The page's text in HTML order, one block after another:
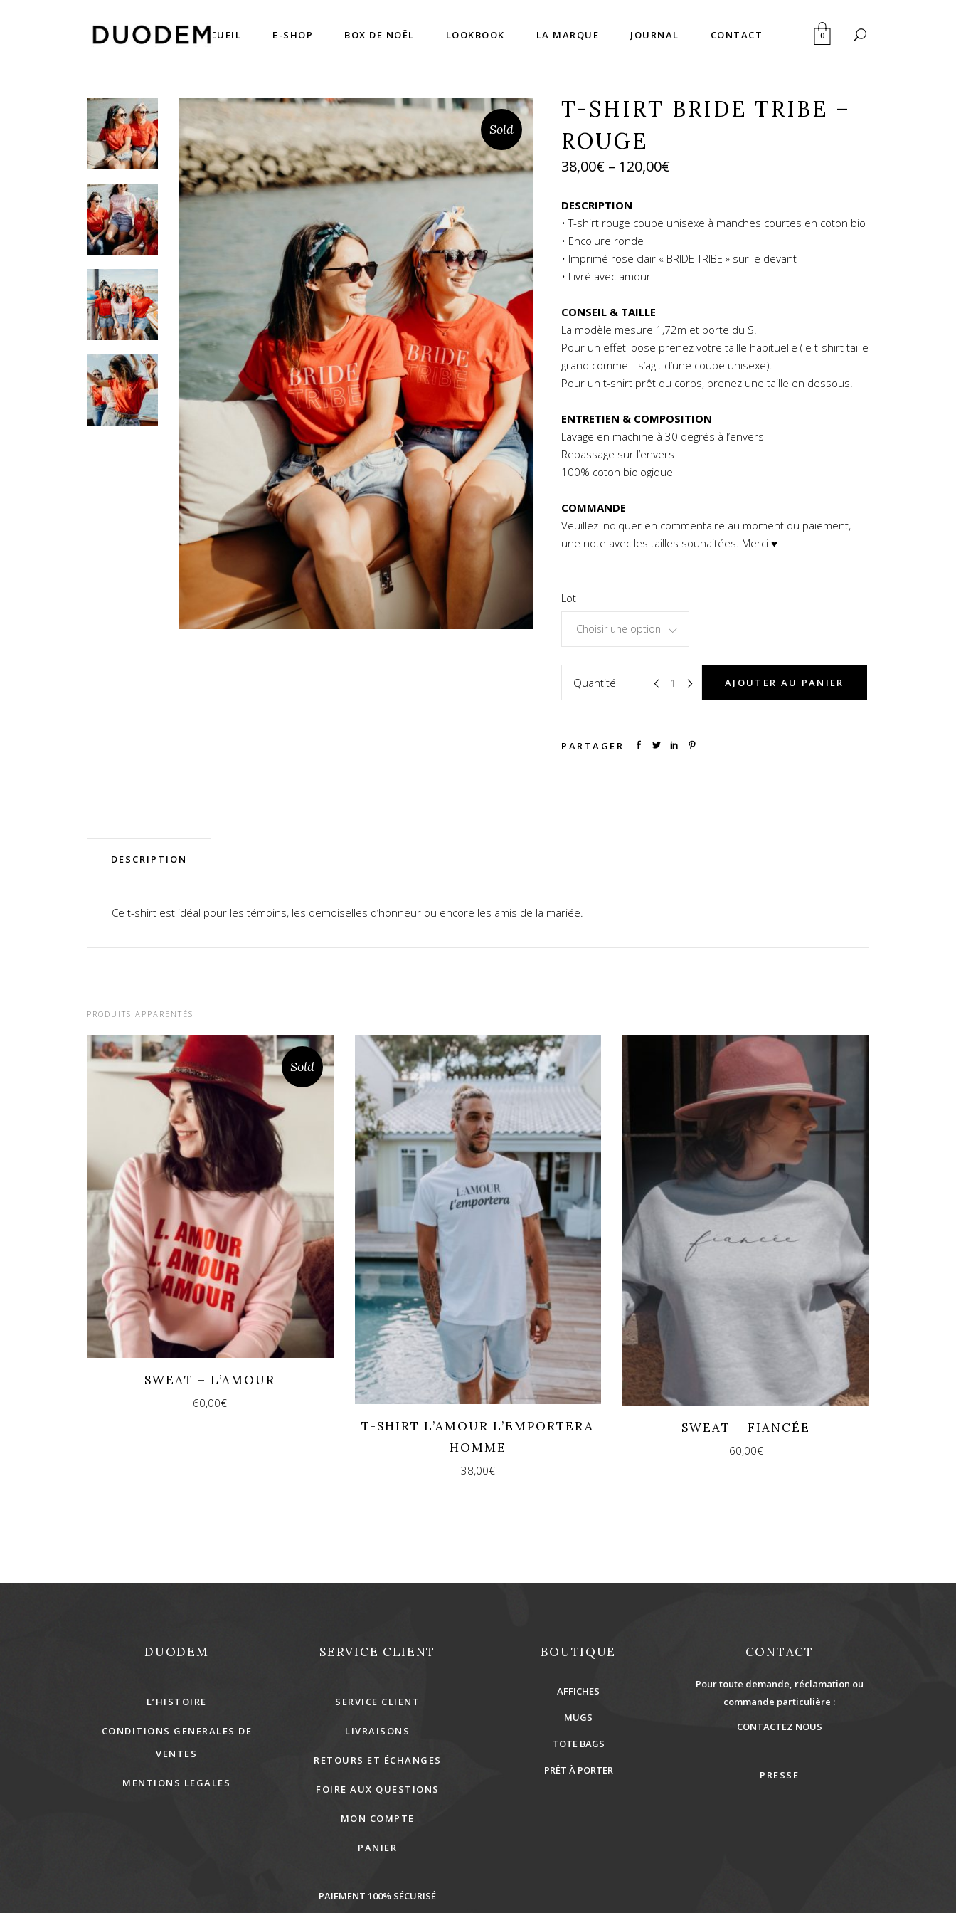
ACCUEIL E-SHOP BOX DE NOËL LOOKBOOK LA MARQUE JOURNAL CONTACT 0
Sold
T-SHIRT BRIDE TRIBE –
ROUGE
38,00€ – 120,00€
DESCRIPTION
• T-shirt rouge coupe unisexe à manches courtes en coton bio
• Encolure ronde
• Imprimé rose clair « BRIDE TRIBE » sur le devant
• Livré avec amour
CONSEIL & TAILLE
La modèle mesure 1,72m et porte du S.
Pour un effet loose prenez votre taille habituelle (le t-shirt taille
grand comme il s’agit d’une coupe unisexe).
Pour un t-shirt prêt du corps, prenez une taille en dessous.
ENTRETIEN & COMPOSITION
Lavage en machine à 30 degrés à l’envers
Repassage sur l’envers
100% coton biologique
COMMANDE
Veuillez indiquer en commentaire au moment du paiement,
une note avec les tailles souhaitées. Merci ♥
Lot
Choisir une option
Quantité AJOUTER AU PANIER
PARTAGER
DESCRIPTION
Ce t-shirt est idéal pour les témoins, les demoiselles d’honneur ou encore les amis de la mariée.
PRODUITS APPARENTÉS
Sold
SWEAT – L’AMOUR
60,00€
T-SHIRT L’AMOUR L’EMPORTERA
HOMME
38,00€
SWEAT – FIANCÉE
60,00€
DUODEM
L’HISTOIRE
CONDITIONS GENERALES DE
VENTES
MENTIONS LEGALES
SERVICE CLIENT
SERVICE CLIENT
LIVRAISONS
RETOURS ET ÉCHANGES
FOIRE AUX QUESTIONS
MON COMPTE
PANIER
PAIEMENT 100% SÉCURISÉ
BOUTIQUE
AFFICHES
MUGS
TOTE BAGS
PRÊT À PORTER
CONTACT
Pour toute demande, réclamation ou
commande particulière :
CONTACTEZ NOUS
PRESSE